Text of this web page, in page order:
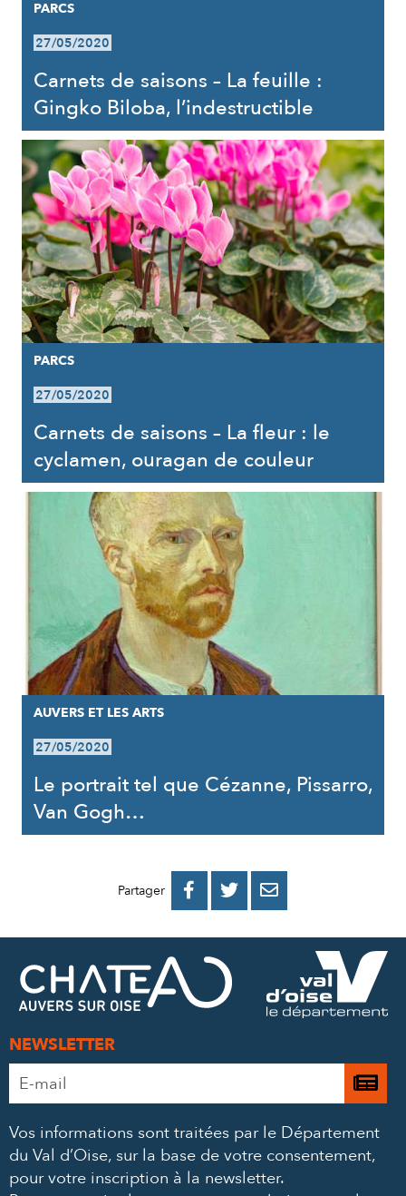
PARCS
27/05/2020
Carnets de saisons – La feuille :
Gingko Biloba, l’indestructible
PARCS
27/05/2020
Carnets de saisons – La fleur : le
cyclamen, ouragan de couleur
AUVERS ET LES ARTS
27/05/2020
Le portrait tel que Cézanne, Pissarro,
Van Gogh…
Partager 
PARTAGER
FACEBOOK
PARTAGER
PARTAGER
MAIL
NEWSLETTER
Adresse
e-
*
Je
à
Vos informations sont traitées par le Département
du Val d’Oise, sur la base de votre consentement,
pour votre inscription à la newsletter.